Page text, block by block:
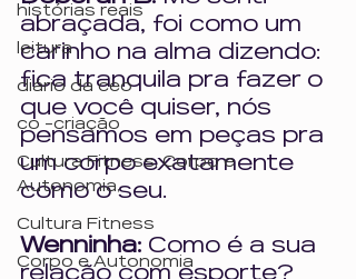
histórias reais
leitura
diário da ceo
co -criação
Cultura Fitness, Corpo e
Autonomia,
Cultura Fitness
Corpo e Autonomia
abraçada, foi como um
carinho na alma dizendo:
fica tranquila pra fazer o
que você quiser, nós
pensamos em peças pra
um corpo exatamente
como o seu.
Wenninha: Como é a sua
relação com esporte?